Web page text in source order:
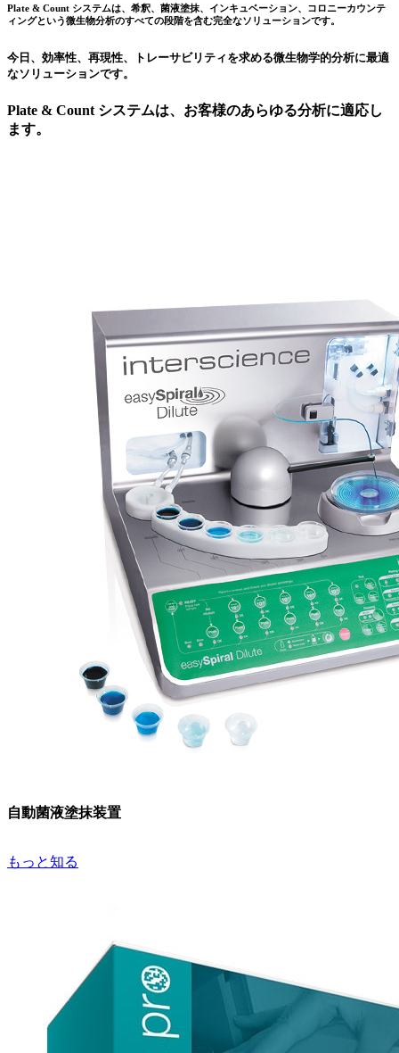
Plate & Count システムは、希釈、菌液塗抹、インキュベーション、コロニーカウンテ
ィングという微生物分析のすべての段階を含む完全なソリューションです。
今日、効率性、再現性、トレーサビリティを求める微生物学的分析に最適
なソリューションです。
Plate & Count システムは、お客様のあらゆる分析に適応し
ます。
自動菌液塗抹装置
もっと知る